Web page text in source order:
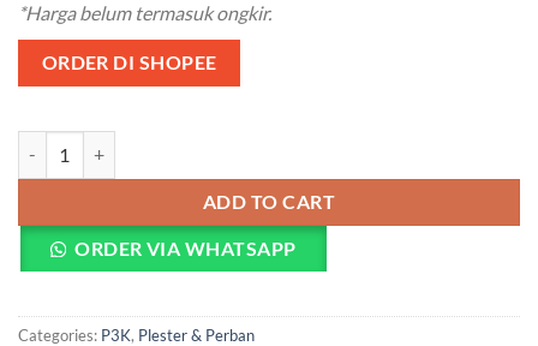
*Harga belum termasuk ongkir.
ORDER DI SHOPEE
ADD TO CART
ORDER VIA WHATSAPP
Categories: P3K, Plester & Perban